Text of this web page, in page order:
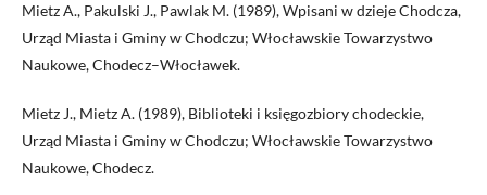
Mietz A., Pakulski J., Pawlak M. (1989), Wpisani w dzieje Chodcza,
Urząd Miasta i Gminy w Chodczu; Włocławskie Towarzystwo
Naukowe, Chodecz–Włocławek.
Mietz J., Mietz A. (1989), Biblioteki i księgozbiory chodeckie,
Urząd Miasta i Gminy w Chodczu; Włocławskie Towarzystwo
Naukowe, Chodecz.